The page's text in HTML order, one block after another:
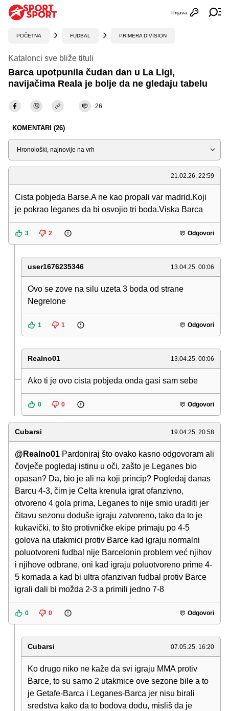
Otvori
Prijava
POČETNA FUDBAL PRIMERA DIVISION
Katalonci sve bliže tituli
Barca upotpunila čudan dan u La Ligi,
navijačima Reala je bolje da ne gledaju tabelu
26
KOMENTARI (26)
Sortiraj
21.02.26. 22:59
Cista pobjeda Barse.A ne kao propali var madrid.Koji
je pokrao leganes da bi osvojio tri boda.Viska Barca
3 2 Odgovori
user1676235346 13.04.25. 00:06
Ovo se zove na silu uzeta 3 boda od strane
Negrelone
1 1 Odgovori
Realno01 13.04.25. 00:06
Ako ti je ovo cista pobjeda onda gasi sam sebe
0 0 Odgovori
Cubarsi 19.04.25. 20:58
@Realno01 Pardoniraj što ovako kasno odgovoram ali
čovječe pogledaj istinu u oči, zašto je Leganes bio
opasan? Da, bio je ali na koji princip? Pogledaj danas
Barcu 4-3, čim je Celta krenula igrat ofanzivno,
otvoreno 4 gola prima, Leganes to nije smio uraditi jer
čitavu sezonu doduše igraju zatvoreno, tako da to je
kukavički, to što protivničke ekipe primaju po 4-5
golova na utakmici protiv Barce kad igraju normalni
poluotvoreni fudbal nije Barcelonin problem već njihov
i njihove odbrane, oni kad igraju poluotvoreno prime 4-
5 komada a kad bi ultra ofanzivan fudbal protiv Barce
igrali dali bi možda 2-3 a primili jedno 7-8
0 0 Odgovori
Cubarsi 07.05.25. 16:20
Ko drugo niko ne kaže da svi igraju MMA protiv
Barce, to su samo 2 utakmice ove sezone bile a to
je Getafe-Barca i Leganes-Barca jer nisu birali
sredstva kako da to bodova dođu, misliš da je